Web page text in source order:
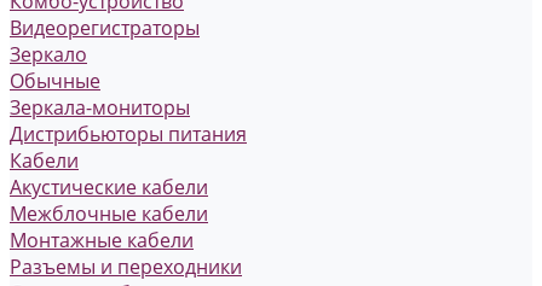
Видеорегистраторы
Зеркало
Обычные
Зеркала-мониторы
Дистрибьюторы питания
Кабели
Акустические кабели
Межблочные кабели
Монтажные кабели
Разъемы и переходники